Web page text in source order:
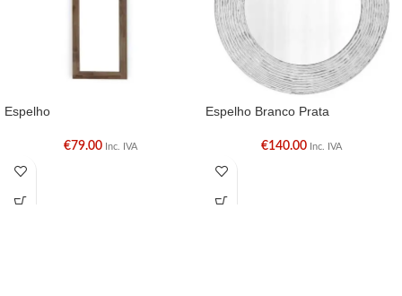
Espelho
€79.00 Inc. IVA
Espelho Branco Prata
€140.00 Inc. IVA